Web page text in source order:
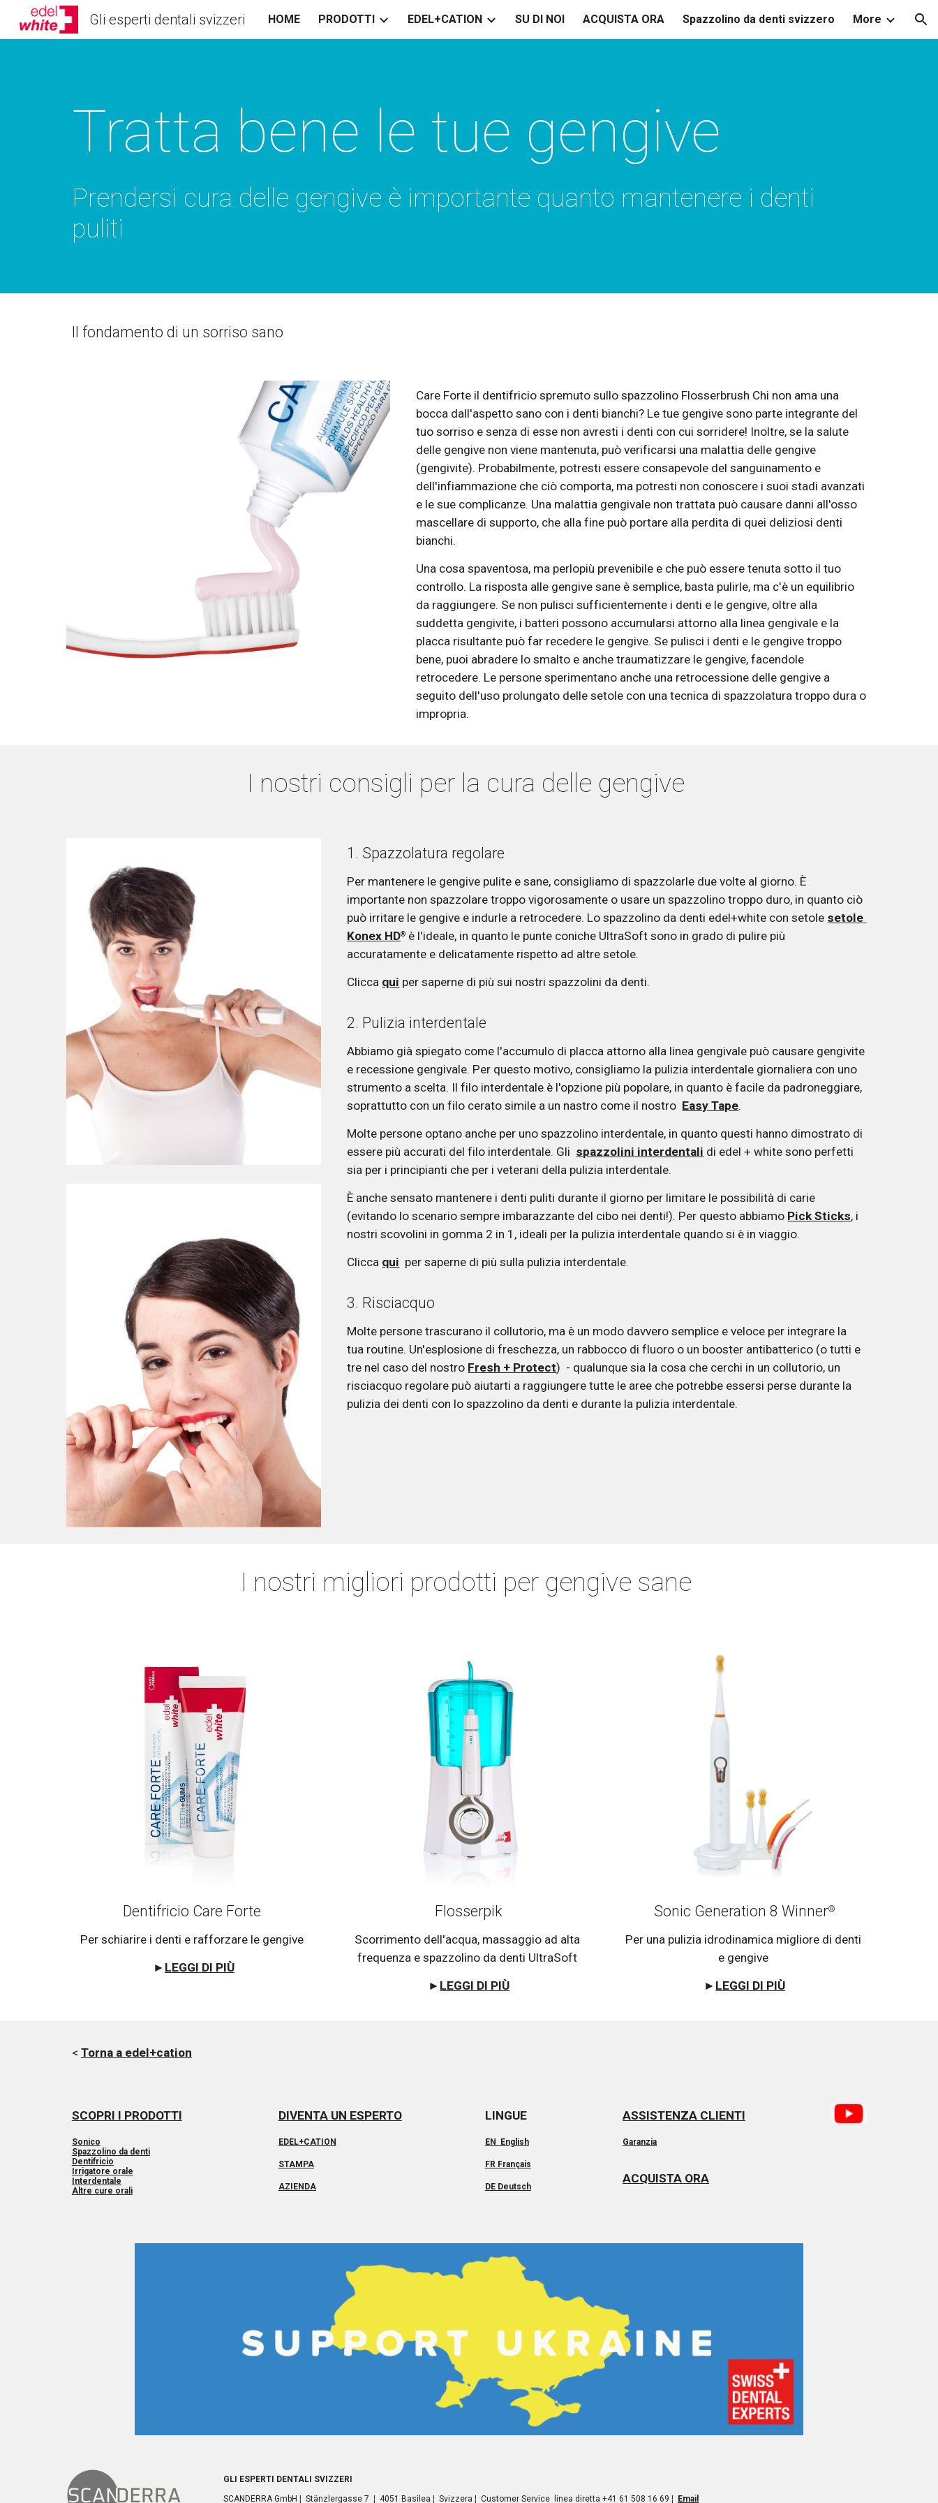
Skip to main content Skip to navigation
Gli esperti dentali svizzeri HOME PRODOTTI EDEL+CATION SU DI NOI ACQUISTA ORA Spazzolino da denti svizzero More
Tratta bene le tue gengive
Prendersi cura delle gengive è importante quanto mantenere i denti
puliti
Il fondamento di un sorriso sano
Care Forte il dentifricio spremuto sullo spazzolino Flosserbrush Chi non ama una
bocca dall'aspetto sano con i denti bianchi? Le tue gengive sono parte integrante del
tuo sorriso e senza di esse non avresti i denti con cui sorridere! Inoltre, se la salute
delle gengive non viene mantenuta, può verificarsi una malattia delle gengive
(gengivite). Probabilmente, potresti essere consapevole del sanguinamento e
dell'infiammazione che ciò comporta, ma potresti non conoscere i suoi stadi avanzati
e le sue complicanze. Una malattia gengivale non trattata può causare danni all'osso
mascellare di supporto, che alla fine può portare alla perdita di quei deliziosi denti
bianchi.
Una cosa spaventosa, ma perlopiù prevenibile e che può essere tenuta sotto il tuo
controllo. La risposta alle gengive sane è semplice, basta pulirle, ma c'è un equilibrio
da raggiungere. Se non pulisci sufficientemente i denti e le gengive, oltre alla
suddetta gengivite, i batteri possono accumularsi attorno alla linea gengivale e la
placca risultante può far recedere le gengive. Se pulisci i denti e le gengive troppo
bene, puoi abradere lo smalto e anche traumatizzare le gengive, facendole
retrocedere. Le persone sperimentano anche una retrocessione delle gengive a
seguito dell'uso prolungato delle setole con una tecnica di spazzolatura troppo dura o
impropria.
I nostri consigli per la cura delle gengive
1. Spazzolatura regolare
Per mantenere le gengive pulite e sane, consigliamo di spazzolarle due volte al giorno. È
importante non spazzolare troppo vigorosamente o usare un spazzolino troppo duro, in quanto ciò
può irritare le gengive e indurle a retrocedere. Lo spazzolino da denti edel+white con setole setole
Konex HD® è l'ideale, in quanto le punte coniche UltraSoft sono in grado di pulire più
accuratamente e delicatamente rispetto ad altre setole.
Clicca qui per saperne di più sui nostri spazzolini da denti.
2. Pulizia interdentale
Abbiamo già spiegato come l'accumulo di placca attorno alla linea gengivale può causare gengivite
e recessione gengivale. Per questo motivo, consigliamo la pulizia interdentale giornaliera con uno
strumento a scelta. Il filo interdentale è l'opzione più popolare, in quanto è facile da padroneggiare,
soprattutto con un filo cerato simile a un nastro come il nostro Easy Tape.
Molte persone optano anche per uno spazzolino interdentale, in quanto questi hanno dimostrato di
essere più accurati del filo interdentale. Gli spazzolini interdentali di edel + white sono perfetti
sia per i principianti che per i veterani della pulizia interdentale.
È anche sensato mantenere i denti puliti durante il giorno per limitare le possibilità di carie
(evitando lo scenario sempre imbarazzante del cibo nei denti!). Per questo abbiamo Pick Sticks, i
nostri scovolini in gomma 2 in 1, ideali per la pulizia interdentale quando si è in viaggio.
Clicca qui
  per saperne di più sulla pulizia interdentale.
3. Risciacquo
Molte persone trascurano il collutorio, ma è un modo davvero semplice e veloce per integrare la
tua routine. Un'esplosione di freschezza, un rabbocco di fluoro o un booster antibatterico (o tutti e
tre nel caso del nostro Fresh + Protect)  - qualunque sia la cosa che cerchi in un collutorio, un
risciacquo regolare può aiutarti a raggiungere tutte le aree che potrebbe essersi perse durante la
pulizia dei denti con lo spazzolino da denti e durante la pulizia interdentale.
I nostri migliori prodotti per gengive sane
Dentifricio Care Forte
Per schiarire i denti e rafforzare le gengive
► LEGGI DI PIÙ
Flosserpik
Scorrimento dell'acqua, massaggio ad alta
frequenza e spazzolino da denti UltraSoft
► LEGGI DI PIÙ
Sonic Generation 8 Winner®
Per una pulizia idrodinamica migliore di denti
e gengive
► LEGGI DI PIÙ
< Torna a edel+cation
SCOPRI I PRODOTTI
Sonico
Spazzolino da denti
Dentifricio
Irrigatore orale
Interdentale
Altre cure orali
DIVENTA UN ESPERTO
EDEL+CATION
STAMPA
AZIENDA
LINGUE
EN English
FR Français
DE Deutsch
ASSISTENZA CLIENTI
Garanzia
ACQUISTA ORA
GLI ESPERTI DENTALI SVIZZERI
SCANDERRA GmbH ¦ Stänzlergasse 7 ¦ 4051 Basilea ¦ Svizzera ¦ Customer Service linea diretta +41 61 508 16 69 ¦
Email